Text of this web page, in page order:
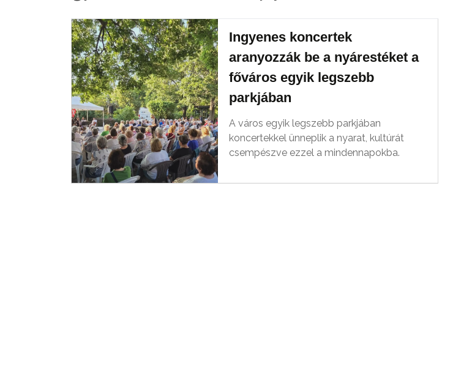
Ingyenes koncertek
aranyozzák be a nyárestéket a
főváros egyik legszebb
parkjában
A város egyik legszebb parkjában
koncertekkel ünneplik a nyarat, kultúrát
csempészve ezzel a mindennapokba.